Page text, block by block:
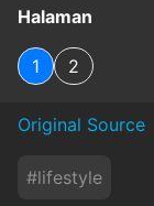
Halaman
1 2
Original Source
#lifestyle